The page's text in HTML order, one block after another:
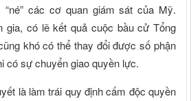
“né” các cơ quan giám sát của Mỹ.
gia, có lẽ kết quả cuộc bầu cử Tổng
khó có thể thay đổi được số phận
có sự chuyển giao quyền lực.
là làm trái quy định cấm độc quyền